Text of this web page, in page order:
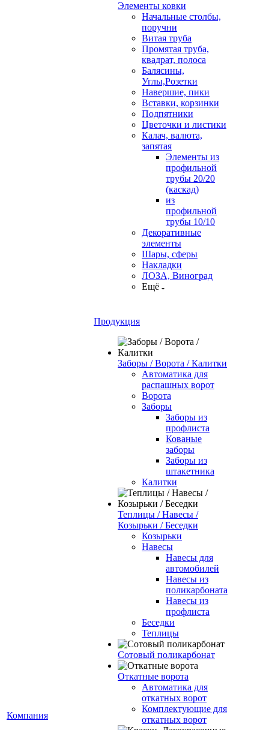
Элементы ковки
Начальные столбы,
поручни
Витая труба
Промятая труба,
квадрат, полоса
Балясины,
Углы,Розетки
Навершие, пики
Вставки, корзинки
Подпятники
Цветочки и листики
Калач, валюта,
запятая
Элементы из
профильной
трубы 20/20
(каскад)
из
профильной
трубы 10/10
Декоративные
элементы
Шары, сферы
Накладки
ЛОЗА, Виноград
Ещё
Компания
Продукция
Заборы / Ворота / Калитки
Автоматика для
распашных ворот
Ворота
Заборы
Заборы из
профлиста
Кованые
заборы
Заборы из
штакетника
Калитки
Теплицы / Навесы /
Козырьки / Беседки
Козырьки
Навесы
Навесы для
автомобилей
Навесы из
поликарбоната
Навесы из
профлиста
Беседки
Теплицы
Сотовый поликарбонат
Откатные ворота
Автоматика для
откатных ворот
Комплектующие для
откатных ворот